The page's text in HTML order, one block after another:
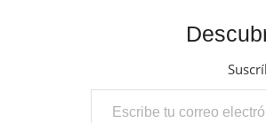
Escribe tu correo electrónico…